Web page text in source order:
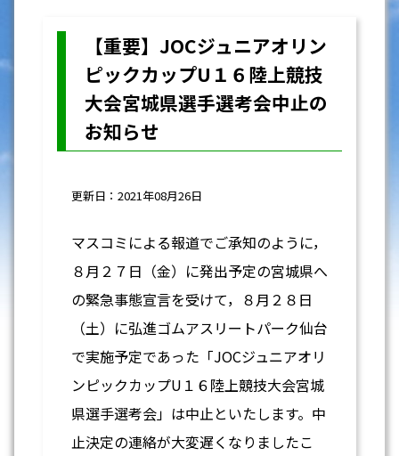
【重要】JOCジュニアオリン
ピックカップU１６陸上競技
大会宮城県選手選考会中止の
お知らせ
更新日：2021年08月26日
マスコミによる報道でご承知のように，
８月２７日（金）に発出予定の宮城県へ
の緊急事態宣言を受けて，８月２８日
（土）に弘進ゴムアスリートパーク仙台
で実施予定であった「JOCジュニアオリ
ンピックカップU１６陸上競技大会宮城
県選手選考会」は中止といたします。中
止決定の連絡が大変遅くなりましたこ